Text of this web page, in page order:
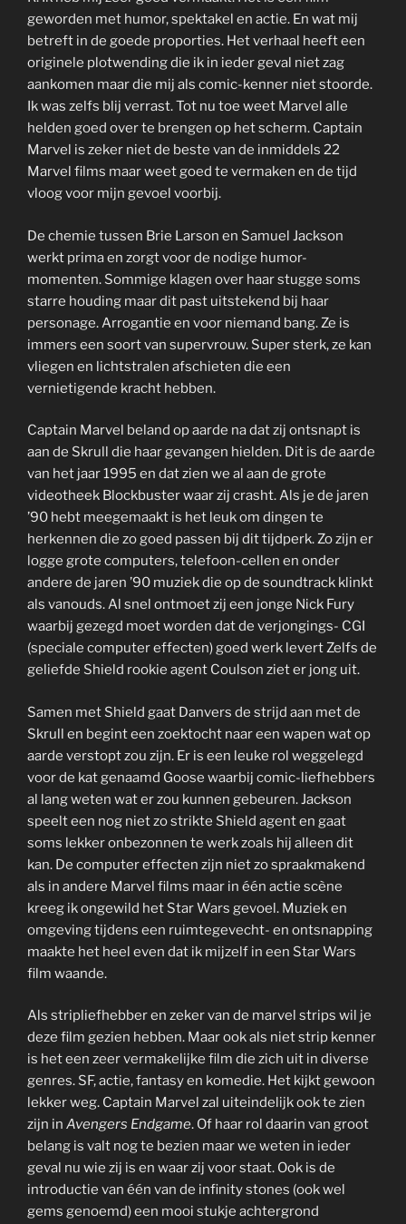
geworden met humor, spektakel en actie. En wat mij
betreft in de goede proporties. Het verhaal heeft een
originele plotwending die ik in ieder geval niet zag
aankomen maar die mij als comic-kenner niet stoorde.
Ik was zelfs blij verrast. Tot nu toe weet Marvel alle
helden goed over te brengen op het scherm. Captain
Marvel is zeker niet de beste van de inmiddels 22
Marvel films maar weet goed te vermaken en de tijd
vloog voor mijn gevoel voorbij.
De chemie tussen Brie Larson en Samuel Jackson
werkt prima en zorgt voor de nodige humor-
momenten. Sommige klagen over haar stugge soms
starre houding maar dit past uitstekend bij haar
personage. Arrogantie en voor niemand bang. Ze is
immers een soort van supervrouw. Super sterk, ze kan
vliegen en lichtstralen afschieten die een
vernietigende kracht hebben.
Captain Marvel beland op aarde na dat zij ontsnapt is
aan de Skrull die haar gevangen hielden. Dit is de aarde
van het jaar 1995 en dat zien we al aan de grote
videotheek Blockbuster waar zij crasht. Als je de jaren
’90 hebt meegemaakt is het leuk om dingen te
herkennen die zo goed passen bij dit tijdperk. Zo zijn er
logge grote computers, telefoon-cellen en onder
andere de jaren ’90 muziek die op de soundtrack klinkt
als vanouds. Al snel ontmoet zij een jonge Nick Fury
waarbij gezegd moet worden dat de verjongings- CGI
(speciale computer effecten) goed werk levert Zelfs de
geliefde Shield rookie agent Coulson ziet er jong uit.
Samen met Shield gaat Danvers de strijd aan met de
Skrull en begint een zoektocht naar een wapen wat op
aarde verstopt zou zijn. Er is een leuke rol weggelegd
voor de kat genaamd Goose waarbij comic-liefhebbers
al lang weten wat er zou kunnen gebeuren. Jackson
speelt een nog niet zo strikte Shield agent en gaat
soms lekker onbezonnen te werk zoals hij alleen dit
kan. De computer effecten zijn niet zo spraakmakend
als in andere Marvel films maar in één actie scène
kreeg ik ongewild het Star Wars gevoel. Muziek en
omgeving tijdens een ruimtegevecht- en ontsnapping
maakte het heel even dat ik mijzelf in een Star Wars
film waande.
Als stripliefhebber en zeker van de marvel strips wil je
deze film gezien hebben. Maar ook als niet strip kenner
is het een zeer vermakelijke film die zich uit in diverse
genres. SF, actie, fantasy en komedie. Het kijkt gewoon
lekker weg. Captain Marvel zal uiteindelijk ook te zien
zijn in Avengers Endgame. Of haar rol daarin van groot
belang is valt nog te bezien maar we weten in ieder
geval nu wie zij is en waar zij voor staat. Ook is de
introductie van één van de infinity stones (ook wel
gems genoemd) een mooi stukje achtergrond